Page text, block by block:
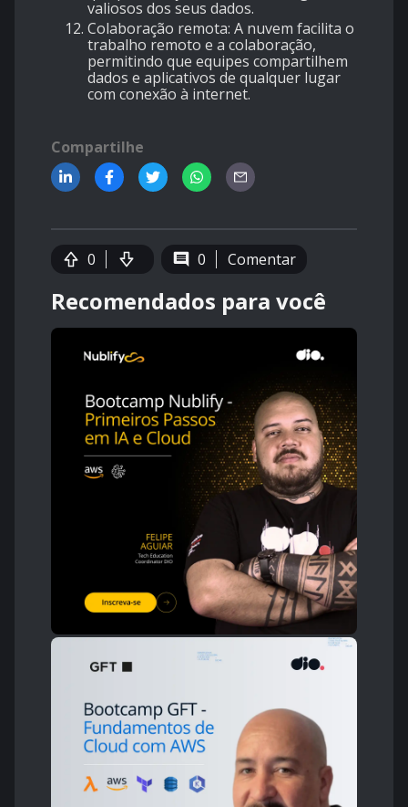
valiosos dos seus dados.
Colaboração remota: A nuvem facilita o
trabalho remoto e a colaboração,
permitindo que equipes compartilhem
dados e aplicativos de qualquer lugar
com conexão à internet.
Compartilhe
0 0 Comentar
Recomendados para você